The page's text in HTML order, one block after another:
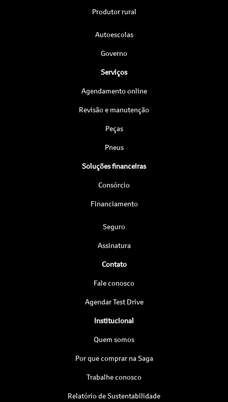
Produtor rural
Autoescolas
Governo
Serviços
Agendamento online
Revisão e manutenção
Peças
Pneus
Soluções financeiras
Consórcio
Financiamento
Seguro
Assinatura
Contato
Fale conosco
Agendar Test Drive
Institucional
Quem somos
Por que comprar na Saga
Trabalhe conosco
Relatório de Sustentabilidade